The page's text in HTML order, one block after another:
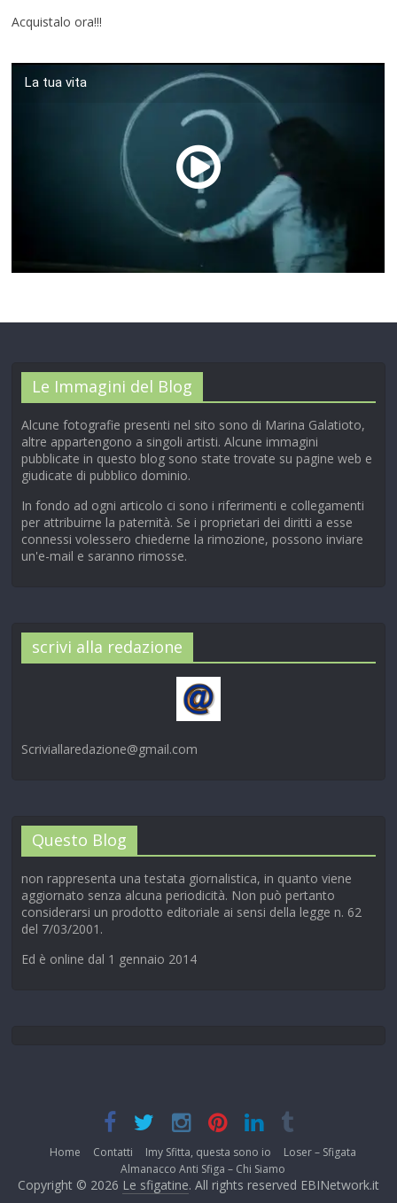
Acquistalo ora!!!
La tua vita
Le Immagini del Blog
Alcune fotografie presenti nel sito sono di Marina Galatioto,
altre appartengono a singoli artisti. Alcune immagini
pubblicate in questo blog sono state trovate su pagine web e
giudicate di pubblico dominio.
In fondo ad ogni articolo ci sono i riferimenti e collegamenti
per attribuirne la paternità. Se i proprietari dei diritti a esse
connessi volessero chiederne la rimozione, possono inviare
un'e-mail e saranno rimosse.
scrivi alla redazione
Scriviallaredazione@gmail.com
Questo Blog
non rappresenta una testata giornalistica, in quanto viene
aggiornato senza alcuna periodicità. Non può pertanto
considerarsi un prodotto editoriale ai sensi della legge n. 62
del 7/03/2001.
Ed è online dal 1 gennaio 2014
Home Contatti Imy Sfitta, questa sono io
Loser – Sfigata
Almanacco Anti Sfiga – Chi Siamo
Copyright © 2026 Le sfigatine. All rights reserved EBINetwork.it